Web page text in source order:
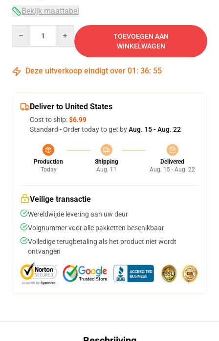
Bekijk maattabel
TOEVOEGEN AAN
WINKELWAGEN
Deze uitverkoop eindigt over 01 : 36: 54
Deliver to United States
Cost to ship:$6.99
Standard - Order today to get byAug. 15 - Aug. 22
Production
Today
Shipping
Aug. 11
Delivered
Aug. 15 - Aug. 22
Veilige transactie
Wereldwijde levering aan uw deur
Volgnummer voor alle pakketten beschikbaar
Volledige terugbetaling als het product niet wordt
ontvangen